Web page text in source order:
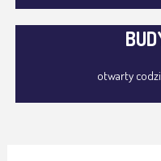
otwarty